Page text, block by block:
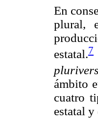
En
plural,
estatal.7
ámbito
cuatro
estatal